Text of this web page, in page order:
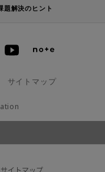
題解決のヒント
サイトマップ